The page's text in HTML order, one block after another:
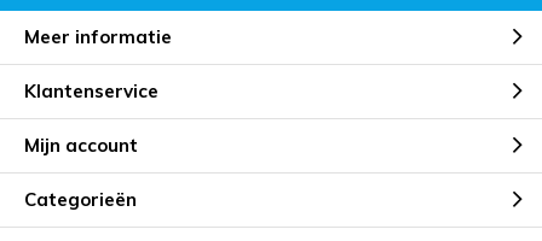
Meer informatie
Klantenservice
Mijn account
Categorieën